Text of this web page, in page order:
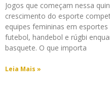
Jogos que começam nessa
crescimento do esporte
equipes femininas em
futebol, handebol e rúgbi
basquete. O que importa
Leia Mais »